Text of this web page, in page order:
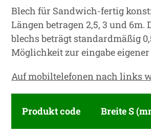
Blech für Sandwich-fertig
Längen betragen 2,5, 3 und 6m.
blechs beträgt standardmäßig
Möglichkeit zur eingabe
Auf mobiltelefonen nach links
Produkt code Breite S